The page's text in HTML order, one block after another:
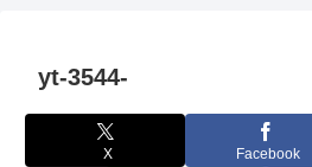
yt-3544-
X Facebook